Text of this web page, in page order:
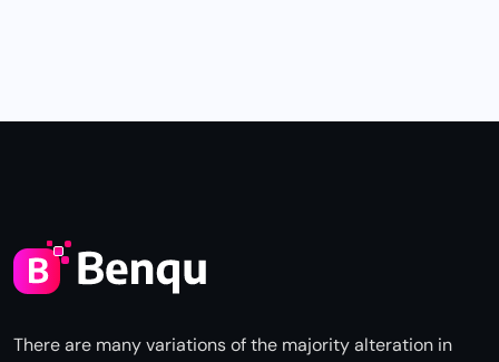
There are many variations of the majority alteration in